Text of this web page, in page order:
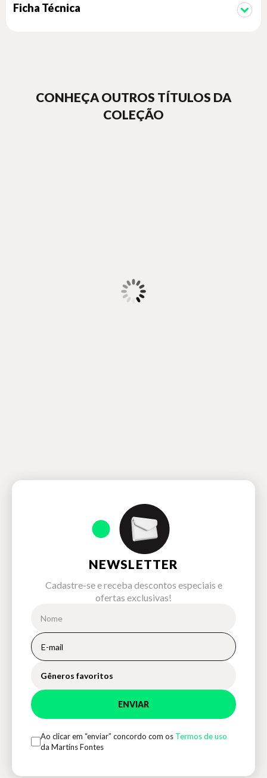
Ficha Técnica
CONHEÇA OUTROS TÍTULOS DA
COLEÇÃO
NEWSLETTER
Cadastre-se e receba descontos especiais e
ofertas exclusivas!
Gêneros favoritos
ENVIAR
Ao clicar em “enviar” concordo com os Termos de uso
da Martins Fontes